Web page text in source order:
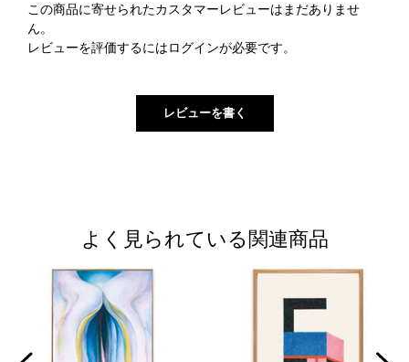
この商品に寄せられたカスタマーレビューはまだありませ
ん。
レビューを評価するには ログインが必要です。
よく見られている関連商品